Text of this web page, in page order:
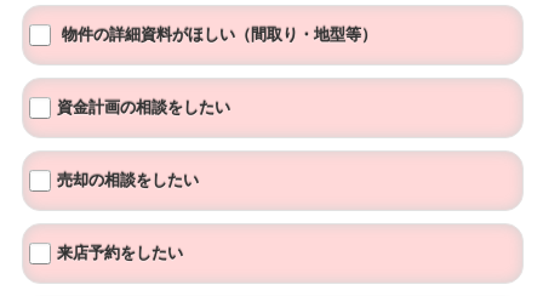
物件の詳細資料がほしい（間取り・地型等）
資金計画の相談をしたい
売却の相談をしたい
来店予約をしたい